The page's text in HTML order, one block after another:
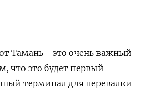
Тамань - это очень важный
что это будет первый
терминал для перевалки